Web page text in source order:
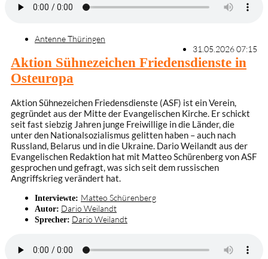
Antenne Thüringen
31.05.2026 07:15
Aktion Sühnezeichen Friedensdienste in
Osteuropa
Aktion Sühnezeichen Friedensdienste (ASF) ist ein Verein,
gegründet aus der Mitte der Evangelischen Kirche. Er schickt
seit fast siebzig Jahren junge Freiwillige in die Länder, die
unter den Nationalsozialismus gelitten haben – auch nach
Russland, Belarus und in die Ukraine. Dario Weilandt aus der
Evangelischen Redaktion hat mit Matteo Schürenberg von ASF
gesprochen und gefragt, was sich seit dem russischen
Angriffskrieg verändert hat.
Interviewte: Matteo Schürenberg
Autor: Dario Weilandt
Sprecher: Dario Weilandt